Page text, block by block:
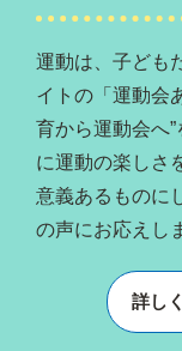
運動は、子ども
イトの「運動会
育から運動会へ
に運動の楽しさ
意義あるものに
の声にお応えし
詳し